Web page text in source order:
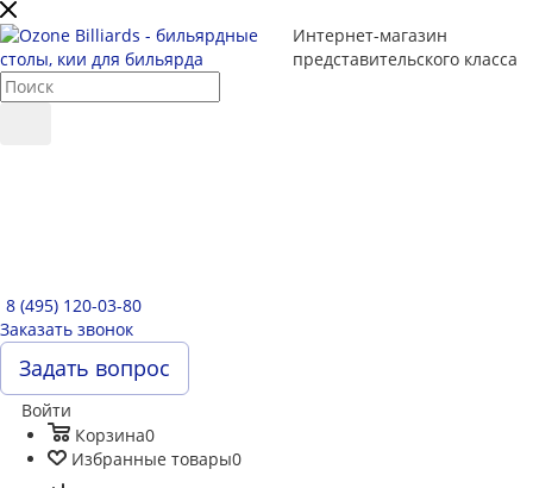
Интернет-магазин
представительского класса
8 (495) 120-03-80
Заказать звонок
Задать вопрос
Войти
Корзина0
Избранные товары0